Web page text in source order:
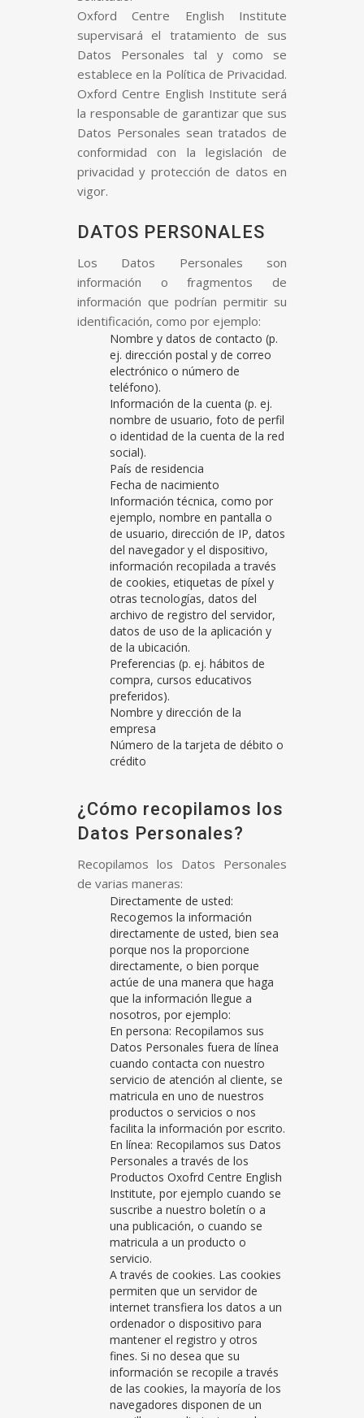
Oxford Centre English Institute
supervisará el tratamiento de sus
Datos Personales tal y como se
establece en la Política de Privacidad.
Oxford Centre English Institute será
la responsable de garantizar que sus
Datos Personales sean tratados de
conformidad con la legislación de
privacidad y protección de datos en
vigor.
DATOS PERSONALES
Los Datos Personales son
información o fragmentos de
información que podrían permitir su
identificación, como por ejemplo:
Nombre y datos de contacto (p.
ej. dirección postal y de correo
electrónico o número de
teléfono).
Información de la cuenta (p. ej.
nombre de usuario, foto de perfil
o identidad de la cuenta de la red
social).
País de residencia
Fecha de nacimiento
Información técnica, como por
ejemplo, nombre en pantalla o
de usuario, dirección de IP, datos
del navegador y el dispositivo,
información recopilada a través
de cookies, etiquetas de píxel y
otras tecnologías, datos del
archivo de registro del servidor,
datos de uso de la aplicación y
de la ubicación.
Preferencias (p. ej. hábitos de
compra, cursos educativos
preferidos).
Nombre y dirección de la
empresa
Número de la tarjeta de débito o
crédito
¿Cómo recopilamos los
Datos Personales?
Recopilamos los Datos Personales
de varias maneras:
Directamente de usted:
Recogemos la información
directamente de usted, bien sea
porque nos la proporcione
directamente, o bien porque
actúe de una manera que haga
que la información llegue a
nosotros, por ejemplo:
En persona: Recopilamos sus
Datos Personales fuera de línea
cuando contacta con nuestro
servicio de atención al cliente, se
matricula en uno de nuestros
productos o servicios o nos
facilita la información por escrito.
En línea: Recopilamos sus Datos
Personales a través de los
Productos Oxofrd Centre English
Institute, por ejemplo cuando se
suscribe a nuestro boletín o a
una publicación, o cuando se
matricula a un producto o
servicio.
A través de cookies. Las cookies
permiten que un servidor de
internet transfiera los datos a un
ordenador o dispositivo para
mantener el registro y otros
fines. Si no desea que su
información se recopile a través
de las cookies, la mayoría de los
navegadores disponen de un